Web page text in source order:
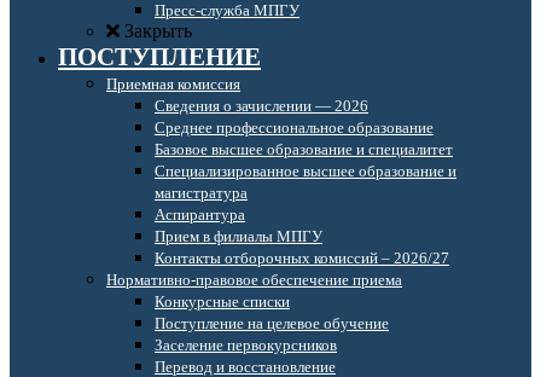
Пресс-служба МПГУ
Закрыть
ПОСТУПЛЕНИЕ
Приемная комиссия
Сведения о зачислении — 2026
Среднее профессиональное образование
Базовое высшее образование и специалитет
Специализированное высшее образование и
магистратура
Аспирантура
Прием в филиалы МПГУ
Контакты отборочных комиссий – 2026/27
Нормативно-правовое обеспечение приема
Конкурсные списки
Поступление на целевое обучение
Заселение первокурсников
Перевод и восстановление